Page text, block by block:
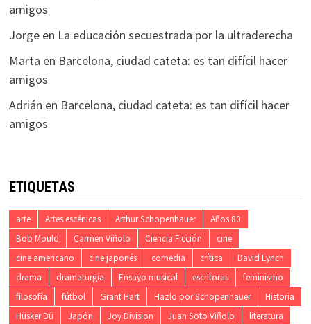
amigos
Jorgeen La educación secuestrada por la ultraderecha
Marta en Barcelona, ciudad cateta: es tan difícil hacer
amigos
Adrián en Barcelona, ciudad cateta: es tan difícil hacer
amigos
ETIQUETAS
arte Artes escénicas Arthur Schopenhauer
Años 80
Bob Mould
Carmen Viñolo Ciencia Ficción
cine
cine americano
cine japonés comedia crítica
David Lynch
drama
dramaturgia Ensayo musical escritoras
feminismo
filosofía
fútbol Grant Hart Hazlo por Schopenhauer
Historia
Hüsker Dü
Japón Joy Division Juan Soto Viñolo
literatura